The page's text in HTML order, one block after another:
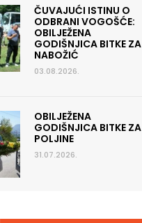
ČUVAJUĆI ISTINU O
ODBRANI VOGOŠĆE:
OBILJEŽENA
GODIŠNJICA BITKE ZA
NABOŽIĆ
03.08.2026.
OBILJEŽENA
GODIŠNJICA BITKE ZA
POLJINE
31.07.2026.